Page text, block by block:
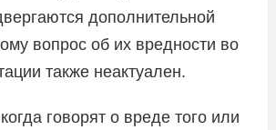
дополнительной
вопрос об их вредности во
также неактуален.
говорят о вреде того или